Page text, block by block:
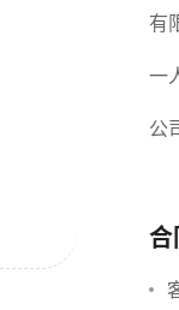
区
有
式
一
人
公
合
合